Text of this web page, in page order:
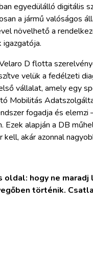
egyedülálló digitális
a jármű valóságos
növelhető a
igazgatója.
D flotta
velük a fedélzeti
vállalat, amely egy
Mobilitás
fogadja és
alapján a DB
akár azonnal
oldal: hogy ne
történik.